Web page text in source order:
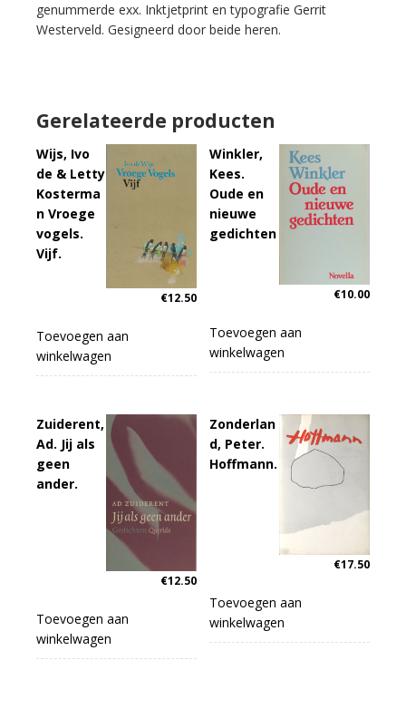
genummerde exx. Inktjetprint en typografie Gerrit
Westerveld. Gesigneerd door beide heren.
Gerelateerde producten
Wijs, Ivo
de & Letty
Kosterma
n Vroege
vogels.
Vijf.
€12.50
Toevoegen aan
winkelwagen
Winkler,
Kees.
Oude en
nieuwe
gedichten
€10.00
Toevoegen aan
winkelwagen
Zuiderent,
Ad. Jij als
geen
ander.
€12.50
Toevoegen aan
winkelwagen
Zonderlan
d, Peter.
Hoffmann.
€17.50
Toevoegen aan
winkelwagen